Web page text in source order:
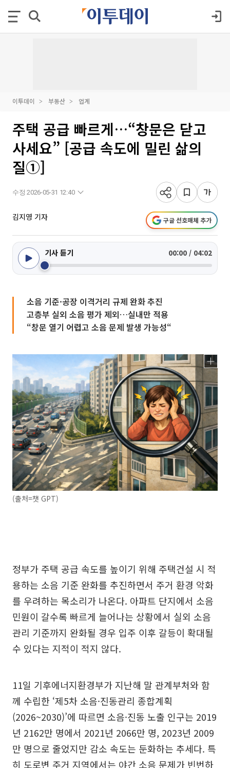
이투데이 부동산 업계
주택 공급 빠르게…“창문은 닫고
사세요” [공급 속도에 밀린 삶의
질①]
수정 2026-05-31 12:40
김지영 기자 구글 선호매체 추가
기사 듣기 00:00 / 04:02
소음 기준·공장 이격거리 규제 완화 추진
고층부 실외 소음 평가 제외…실내만 적용
“창문 열기 어렵고 소음 문제 발생 가능성“
(출처=챗 GPT)
정부가 주택 공급 속도를 높이기 위해 주택건설 시 적
용하는 소음 기준 완화를 추진하면서 주거 환경 악화
를 우려하는 목소리가 나온다. 아파트 단지에서 소음
민원이 갈수록 빠르게 늘어나는 상황에서 실외 소음
관리 기준까지 완화될 경우 입주 이후 갈등이 확대될
수 있다는 지적이 적지 않다.
11일 기후에너지환경부가 지난해 말 관계부처와 함
께 수립한 ‘제5차 소음·진동관리 종합계획
(2026~2030)’에 따르면 소음·진동 노출 인구는 2019
년 2162만 명에서 2021년 2066만 명, 2023년 2009
만 명으로 줄었지만 감소 속도는 둔화하는 추세다. 특
히 도로변 주거 지역에서는 야간 소음 문제가 빈번하